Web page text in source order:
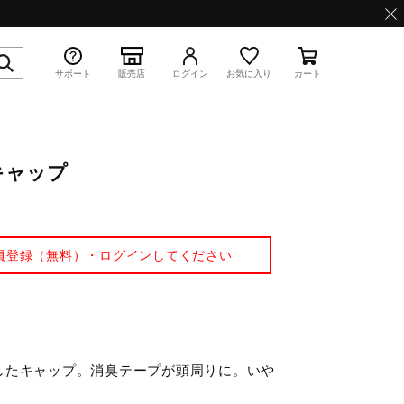
サポート 販売店 ログイン お気に入り カート
ャップ
登録（無料）・ログインしてください
キャップ。消臭テープが頭周りに。いや